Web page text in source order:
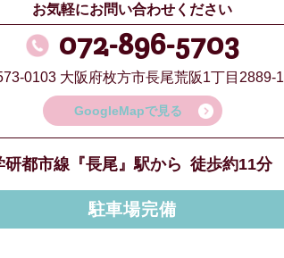
お気軽にお問い合わせください
072-896-5703
0103 大阪府枚方市長尾荒阪1丁目2889-1
GoogleMapで見る
研都市線 『長尾』駅から 徒歩約11分
駐車場完備